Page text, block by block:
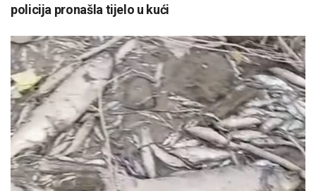
policija pronašla tijelo u kući